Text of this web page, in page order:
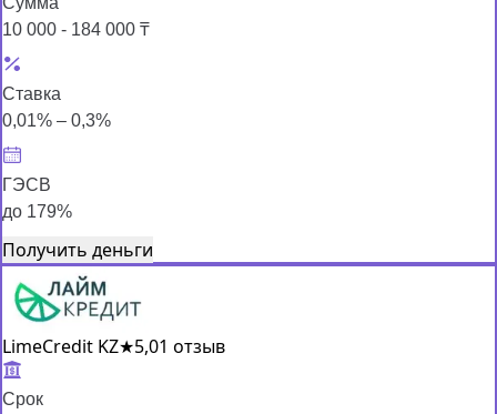
10 000 - 184 000 ₸
Ставка
0,01% – 0,3%
ГЭСВ
до 179%
Получить деньги
LimeCredit KZ★5,01 отзыв
Срок